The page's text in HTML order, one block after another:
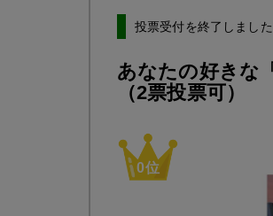
投票受付を終了しました
あなたの好きな
（2票投票可）